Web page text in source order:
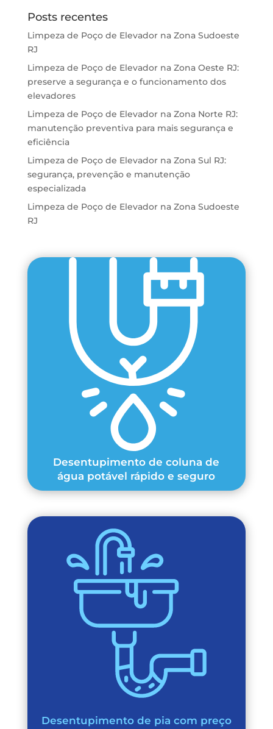
Posts recentes
Limpeza de Poço de Elevador na Zona Sudoeste
RJ
Limpeza de Poço de Elevador na Zona Oeste RJ:
preserve a segurança e o funcionamento dos
elevadores
Limpeza de Poço de Elevador na Zona Norte RJ:
manutenção preventiva para mais segurança e
eficiência
Limpeza de Poço de Elevador na Zona Sul RJ:
segurança, prevenção e manutenção
especializada
Limpeza de Poço de Elevador na Zona Sudoeste
RJ
Desentupimento de coluna de
água potável rápido e seguro
Desentupimento de pia com preço